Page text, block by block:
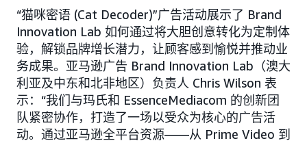
“猫咪密语 (Cat Decoder)”广告活动展示了 Brand
Innovation Lab 如何通过将大胆创意转化为定制体
验，解锁品牌增长潜力，让顾客感到愉悦并推动业
务成果。亚马逊广告 Brand Innovation Lab（澳大
利亚及中东和北非地区）负责人 Chris Wilson 表
示：“我们与玛氏和 EssenceMediacom 的创新团
队紧密协作，打造了一场以受众为核心的广告活
动。通过亚马逊全平台资源——从 Prime Video 到